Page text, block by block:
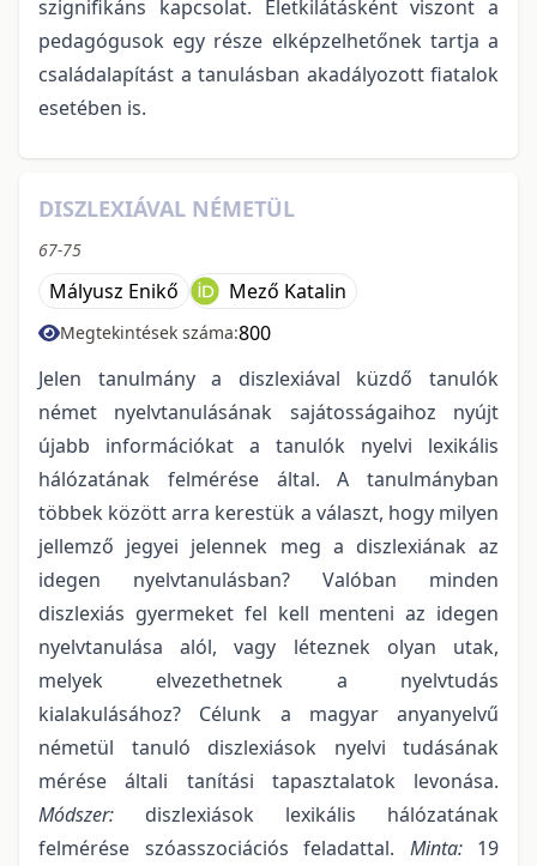
szignifikáns kapcsolat. Életkilátásként viszont a
pedagógusok egy része elképzelhetőnek tartja a
családalapítást a tanulásban akadályozott fiatalok
esetében is.
DISZLEXIÁVAL NÉMETÜL
67-75
Mályusz Enikő Mező Katalin
Megtekintések száma:800
Jelen tanulmány a diszlexiával küzdő tanulók
német nyelvtanulásának sajátosságaihoz nyújt
újabb információkat a tanulók nyelvi lexikális
hálózatának felmérése által. A tanulmányban
többek között arra kerestük a választ, hogy milyen
jellemző jegyei jelennek meg a diszlexiának az
idegen nyelvtanulásban? Valóban minden
diszlexiás gyermeket fel kell menteni az idegen
nyelvtanulása alól, vagy léteznek olyan utak,
melyek elvezethetnek a nyelvtudás
kialakulásához? Célunk a magyar anyanyelvű
németül tanuló diszlexiások nyelvi tudásának
mérése általi tanítási tapasztalatok levonása.
Módszer: diszlexiások lexikális hálózatának
felmérése szóasszociációs feladattal. Minta: 19